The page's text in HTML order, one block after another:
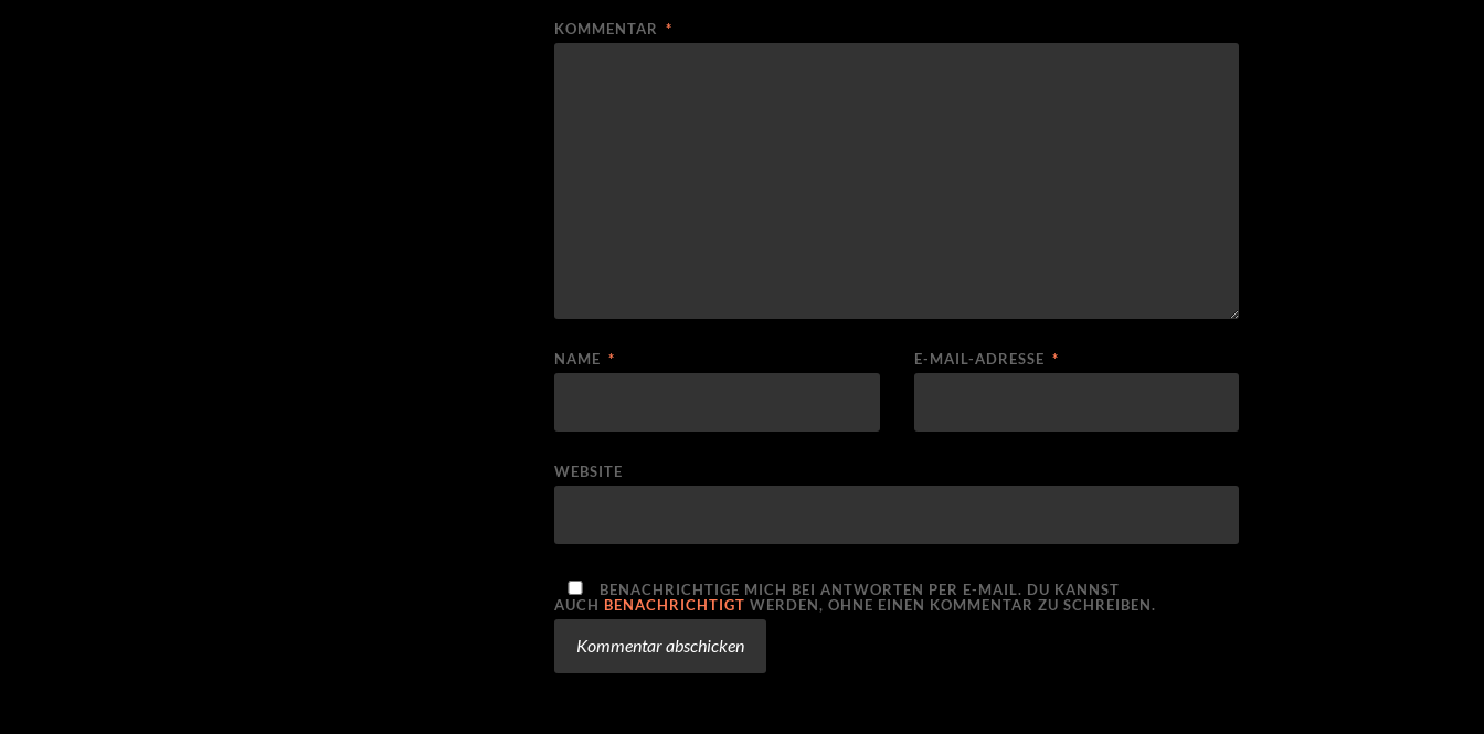
KOMMENTAR *
NAME * E-MAIL-ADRESSE *
WEBSITE
BENACHRICHTIGE MICH BEI ANTWORTEN PER E-MAIL. DU KANNST
AUCH BENACHRICHTIGT WERDEN, OHNE EINEN KOMMENTAR ZU SCHREIBEN.